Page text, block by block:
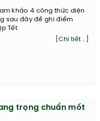
khảo 4 công thức diện
sau đây để ghi điểm
Tết.
[Chi tiết...]
trọng chuẩn mốt